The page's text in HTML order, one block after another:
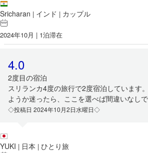
Sricharan | インド | カップル
2024年10月 | 1泊滞在
4.0
2度目の宿泊
スリランカ4度の旅行で2度宿泊しています
ようか迷ったら、ここを選べば間違いなしで
◇投稿日 2024年10月2日水曜日◇
YUKI | 日本 | ひとり旅